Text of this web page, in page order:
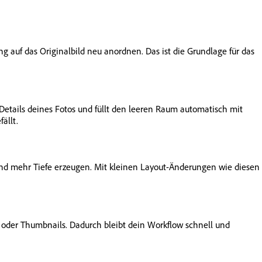
auf das Originalbild neu anordnen. Das ist die Grundlage für das
deines Fotos und füllt den leeren Raum automatisch mit
mehr Tiefe erzeugen. Mit kleinen Layout-Änderungen wie diesen
Thumbnails. Dadurch bleibt dein Workflow schnell und